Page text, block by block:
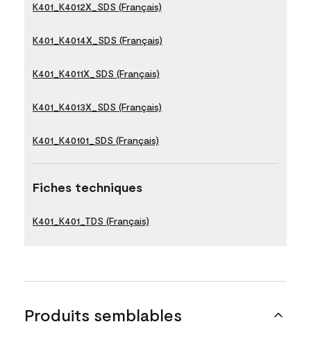
K401_K4012X_SDS (Français)
K401_K4014X_SDS (Français)
K401_K4011X_SDS (Français)
K401_K4013X_SDS (Français)
K401_K40101_SDS (Français)
Fiches techniques
K401_K401_TDS (Français)
Produits semblables